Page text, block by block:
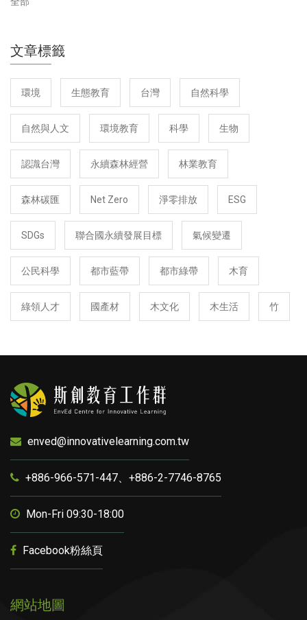
文章標籤
環境 生態教育 台灣 自然科學
自然與人文 環境教育 科學 生物
認識台灣 永續森林經營 林業教育
森林碳匯 Net Zero 淨零排放 ESG
SDGs 聯合國永續發展目標 氣候變遷
公民科學 都市藍帶 都市綠帶 木育
綠領人才 國產材 木文化 木生活 竹
enved@innovativelearning.com.tw
+886-966-571-447、+886-2-7746-8765
Mon-Fri 09:30-18:00
Facebook粉絲頁
網站地圖